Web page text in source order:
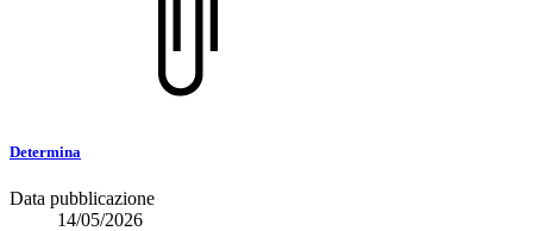
Determina
Data pubblicazione
14/05/2026